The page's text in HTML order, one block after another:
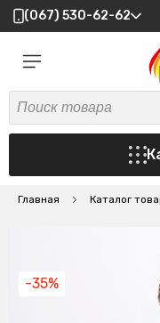
(067) 530-62-62
Главная Каталог
-35%